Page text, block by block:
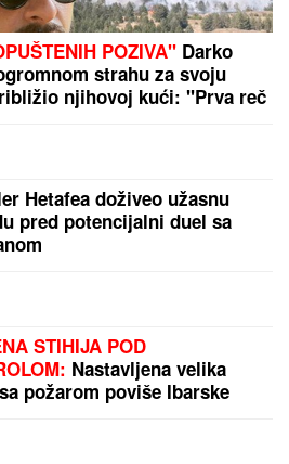
POZIVA" Darko
strahu za svoju
njihovoj kući: "Prva reč
Hetafea doživeo užasnu
pred potencijalni duel sa
STIHIJA POD
Nastavljena velika
požarom poviše Ibarske